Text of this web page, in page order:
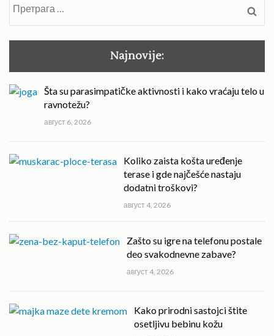
Najnovije:
Šta su parasimpatičke aktivnosti i kako vraćaju telo u
ravnotežu?
август 6, 2026
Koliko zaista košta uređenje
terase i gde najčešće nastaju
dodatni troškovi?
август 4, 2026
Zašto su igre na telefonu postale
deo svakodnevne zabave?
август 4, 2026
Kako prirodni sastojci štite
osetljivu bebinu kožu